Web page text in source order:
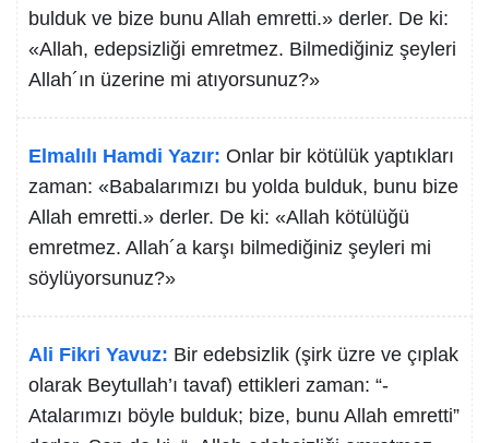
bulduk ve bize bunu Allah emretti.» derler. De ki:
«Allah, edepsizliği emretmez. Bilmediğiniz şeyleri
Allah´ın üzerine mi atıyorsunuz?»
Elmalılı Hamdi Yazır: Onlar bir kötülük yaptıkları
zaman: «Babalarımızı bu yolda bulduk, bunu bize
Allah emretti.» derler. De ki: «Allah kötülüğü
emretmez. Allah´a karşı bilmediğiniz şeyleri mi
söylüyorsunuz?»
Ali Fikri Yavuz: Bir edebsizlik (şirk üzre ve çıplak
olarak Beytullah’ı tavaf) ettikleri zaman: “-
Atalarımızı böyle bulduk; bize, bunu Allah emretti”